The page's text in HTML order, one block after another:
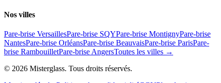
Nos villes
Pare-brise VersaillesPare-brise SQYPare-brise MontignyPare-brise
NantesPare-brise OrléansPare-brise BeauvaisPare-brise ParisPare-
brise RambouilletPare-brise AngersToutes les villes →
© 2026 Misterglass. Tous droits réservés.